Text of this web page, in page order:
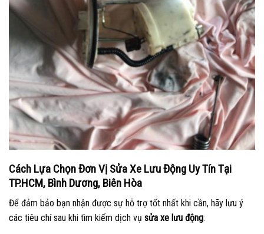
Cách Lựa Chọn Đơn Vị Sửa Xe Lưu Động Uy Tín Tại
TP.HCM, Bình Dương, Biên Hòa
Để đảm bảo bạn nhận được sự hỗ trợ tốt nhất khi cần, hãy lưu ý
các tiêu chí sau khi tìm kiếm dịch vụ sửa xe lưu động: